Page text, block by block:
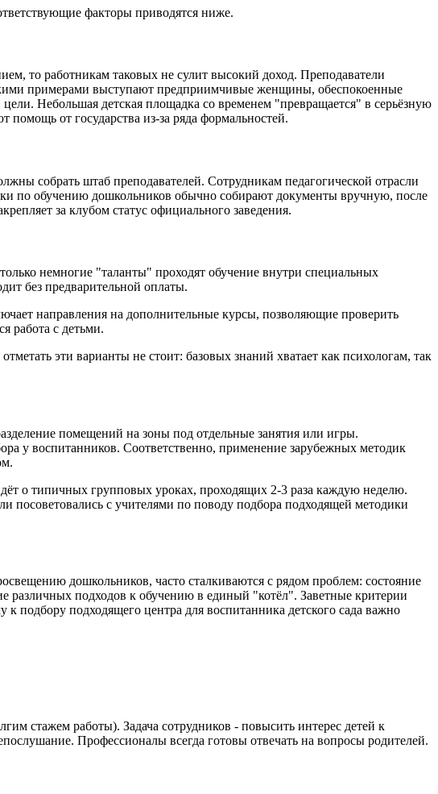
факторы приводятся ниже.
то работникам таковых не сулит высокий доход. Преподаватели
примерами выступают предприимчивые женщины, обеспокоенные
Небольшая детская площадка со временем "превращается" в серьёзную
от государства из-за ряда формальностей.
собрать штаб преподавателей. Сотрудникам педагогической отрасли
по обучению дошкольников обычно собирают документы вручную, после
за клубом статус официального заведения.
немногие "таланты" проходят обучение внутри специальных
без предварительной оплаты.
направления на дополнительные курсы, позволяющие проверить
работа с детьми.
эти варианты не стоит: базовых знаний хватает как психологам, так
помещений на зоны под отдельные занятия или игры.
у воспитанников. Соответственно, применение зарубежных методик
о типичных групповых уроках, проходящих 2-3 раза каждую неделю.
посоветовались с учителями по поводу подбора подходящей методики
дошкольников, часто сталкиваются с рядом проблем: состояние
различных подходов к обучению в единый "котёл". Заветные критерии
подбору подходящего центра для воспитанника детского сада важно
стажем работы). Задача сотрудников - повысить интерес детей к
Профессионалы всегда готовы отвечать на вопросы родителей.